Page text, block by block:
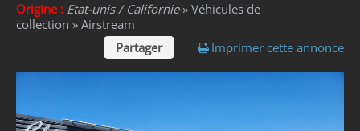
Origine : Etat-unis / Californie» Véhicules de
collection » Airstream
Partager
Imprimer cette annonce